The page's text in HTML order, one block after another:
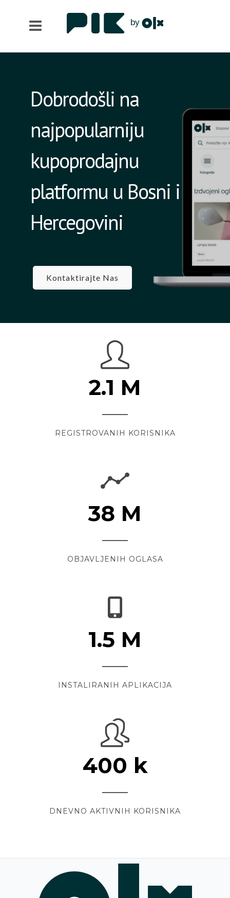
Dobrodošli na
najpopularniju
kupoprodajnu
platformu u Bosni i
Hercegovini
Kontaktirajte Nas
2.1 M
REGISTROVANIH KORISNIKA
38 M
OBJAVLJENIH OGLASA
1.5 M
INSTALIRANIH APLIKACIJA
400 k
DNEVNO AKTIVNIH KORISNIKA